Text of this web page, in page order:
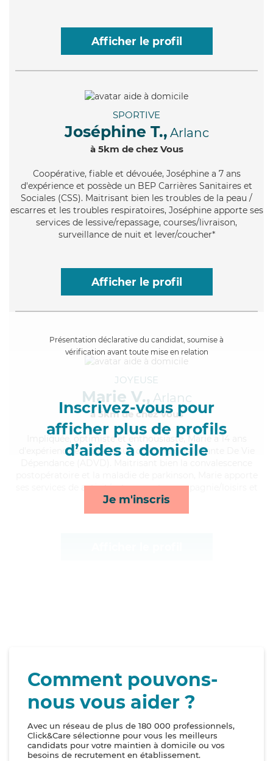
Afficher le profil
SPORTIVE
Joséphine T., Arlanc
à 5km de chez Vous
Coopérative, fiable et dévouée, Joséphine a 7 ans
d'expérience et possède un BEP Carrières Sanitaires et
Sociales (CSS). Maitrisant bien les troubles de la peau /
escarres et les troubles respiratoires, Joséphine apporte ses
services de lessive/repassage, courses/livraison,
surveillance de nuit et lever/coucher*
Afficher le profil
Présentation déclarative du candidat, soumise à
vérification avant toute mise en relation
Inscrivez-vous pour
afficher plus de profils
d’aides à domicile
Je m'inscris
JOYEUSE
Marie V., Arlanc
à 5km de chez Vous
, optimiste et enthousiaste, Marie a 14 ans
d'expérience et possède un diplôme d'Assistante De Vie
ses services de activités, transports, compagnie/loisirs et
toilette/habillage*
Comment pouvons-
nous vous aider ?
Avec un réseau de plus de 180 000 professionnels,
Click&Care sélectionne pour vous les meilleurs
candidats pour votre maintien à domicile ou vos
besoins de recrutement en établissement.